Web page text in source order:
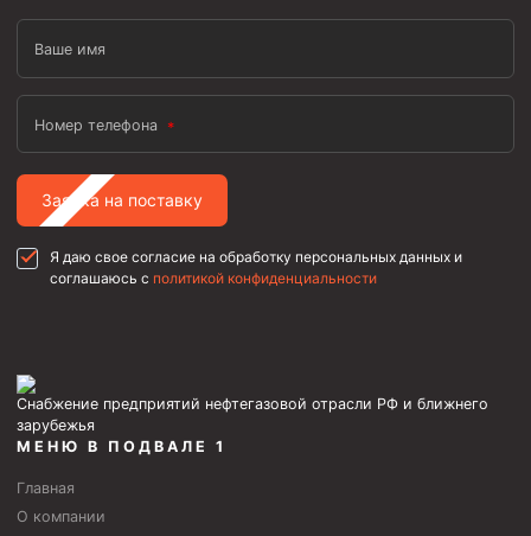
Ваше имя
Номер телефона
Заявка на поставку
Я даю свое согласие на обработку персональных данных и
соглашаюсь с политикой конфиденциальности
Снабжение предприятий нефтегазовой отрасли РФ и ближнего
зарубежья
МЕНЮ В ПОДВАЛЕ 1
Главная
О компании